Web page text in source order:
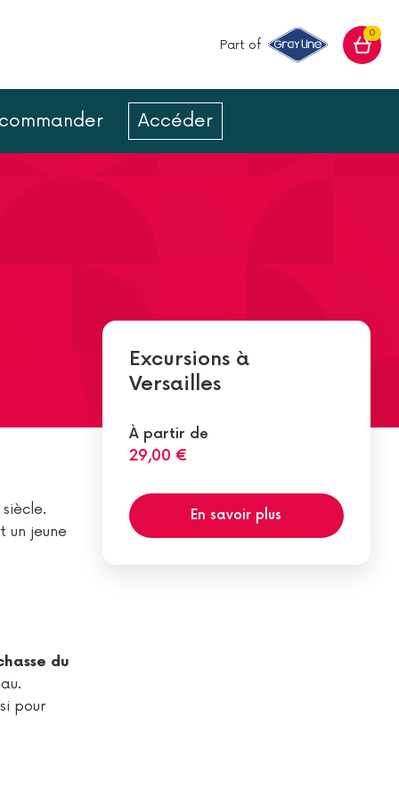
Part of
0
Accéder
Excursions à
Versailles
À partir de
29,00 €
En savoir plus
un jeune
du
pour